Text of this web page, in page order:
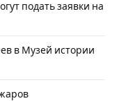
подать заявки на
в Музей истории